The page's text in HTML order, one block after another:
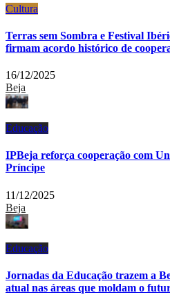
Cultura
Terras sem Sombra e Festival
firmam acordo histórico de
16/12/2025
Beja
Educação
IPBeja reforça cooperação com
Príncipe
11/12/2025
Beja
Educação
Jornadas da Educação trazem a
atual nas áreas que moldam o